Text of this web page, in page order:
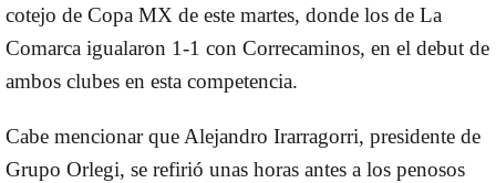
cotejo de Copa MX de este martes, donde los de La
Comarca igualaron 1-1 con Correcaminos, en el debut de
ambos clubes en esta competencia.
Cabe mencionar que Alejandro Irarragorri, presidente de
Grupo Orlegi, se refirió unas horas antes a los penosos